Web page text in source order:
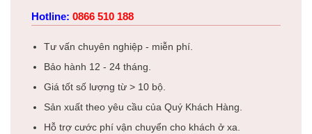
Hotline: 0866 510 188
Tư vấn chuyên nghiệp - miễn phí.
Bảo hành 12 - 24 tháng.
Giá tốt số lượng từ > 10 bộ.
Sản xuất theo yêu cầu của Quý Khách Hàng.
Hỗ trợ cước phí vận chuyển cho khách ở xa.